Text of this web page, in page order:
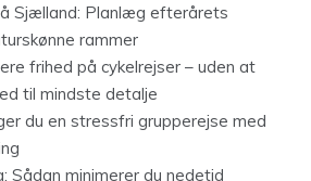
Sjælland: Planlæg efterårets
rammer
frihed på cykelrejser – uden at
til mindste detalje
du en stressfri grupperejse med
Sådan minimerer du nedetid